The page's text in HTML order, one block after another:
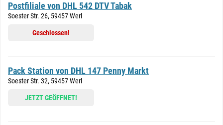
Postfiliale von DHL 542 DTV Tabak
Soester Str. 26, 59457 Werl
Geschlossen!
Pack Station von DHL 147 Penny Markt
Soester Str. 32, 59457 Werl
JETZT GEÖFFNET!